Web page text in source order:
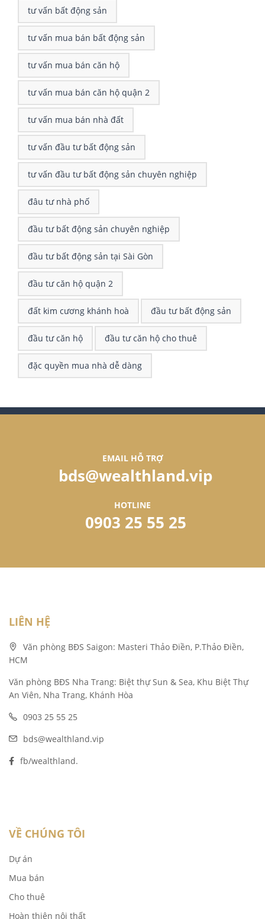
tư vấn bất động sản
tư vấn mua bán bất động sản
tư vấn mua bán căn hộ
tư vấn mua bán căn hộ quận 2
tư vấn mua bán nhà đất
tư vấn đầu tư bất động sản
tư vấn đầu tư bất động sản chuyên nghiệp
đâu tư nhà phố
đầu tư bất động sản chuyên nghiệp
đầu tư bất động sản tại Sài Gòn
đầu tư căn hộ quận 2
đất kim cương khánh hoà đầu tư bất động sản
đầu tư căn hộ đầu tư căn hộ cho thuê
đặc quyền mua nhà dễ dàng
EMAIL HỖ TRỢ
bds@wealthland.vip
HOTLINE
0903 25 55 25
LIÊN HỆ
Văn phòng BĐS Saigon: Masteri Thảo Điền, P.Thảo Điền,
HCM
Văn phòng BĐS Nha Trang: Biệt thự Sun & Sea, Khu Biệt Thự
An Viên, Nha Trang, Khánh Hòa
0903 25 55 25
bds@wealthland.vip
fb/wealthland.
VỀ CHÚNG TÔI
Dự án
Mua bán
Cho thuê
Hoàn thiện nội thất